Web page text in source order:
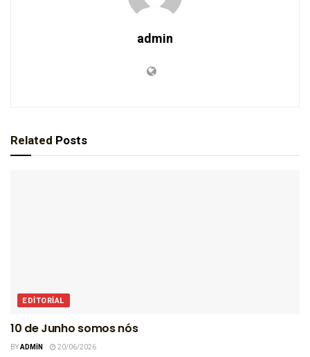
admin
Related Posts
EDITORIAL
10 de Junho somos nós
BYADMIN 20/06/2026